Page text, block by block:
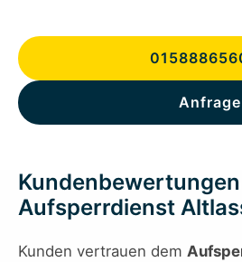
Anfrage
Aufsperrdienst
Kunden vertrauen dem